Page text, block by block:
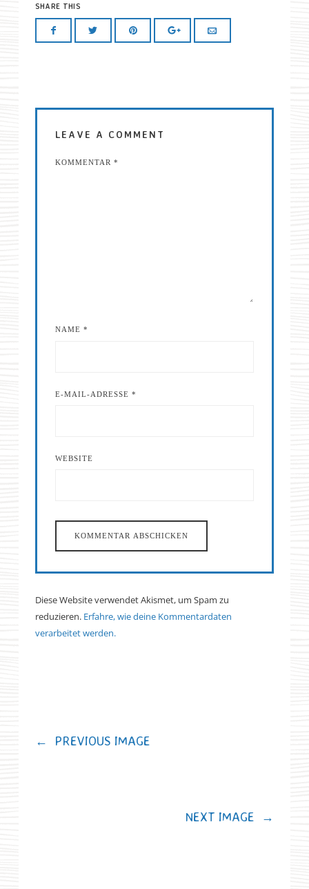
SHARE THIS
LEAVE A COMMENT
KOMMENTAR *
NAME *
E-MAIL-ADRESSE *
WEBSITE
Diese Website verwendet Akismet, um Spam zu
reduzieren. Erfahre, wie deine Kommentardaten
verarbeitet werden.
← PREVIOUS IMAGE
NEXT IMAGE →